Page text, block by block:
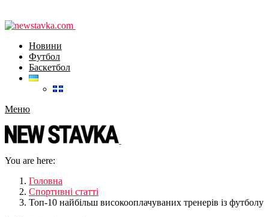
Новини
Футбол
Баскетбол
Меню
You are here:
Головна
Спортивні статті
Топ-10 найбільш високооплачуваних тренерів із футболу